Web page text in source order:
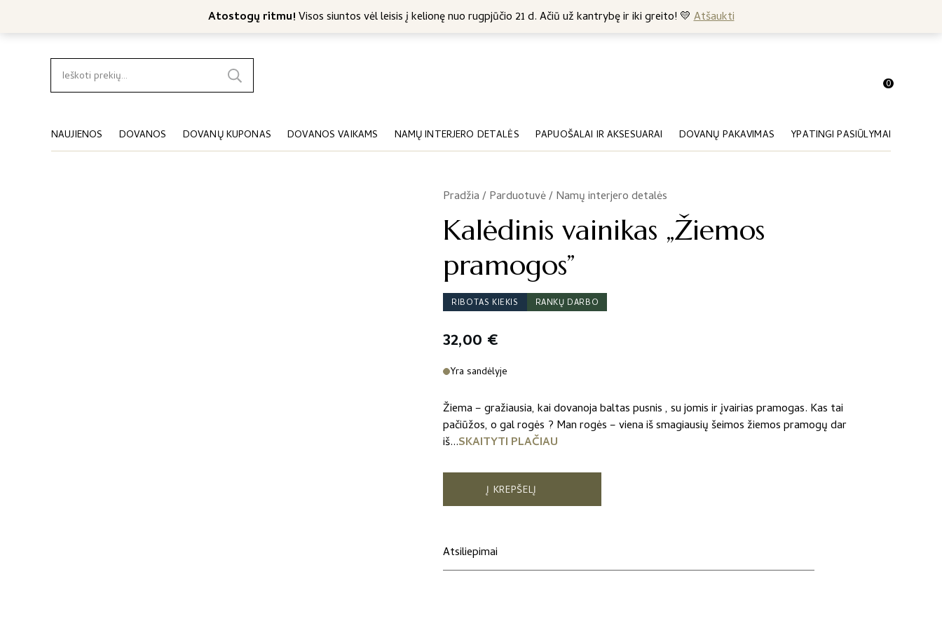
Atostogų ritmu!Visos siuntos vėl leisis į kelionę nuo rugpjūčio 21 d. Ačiū už kantrybę ir iki greito! 💛Atšaukti
Nemokamas siuntimas nuo 45 Eur
Ieškoti:
0
NAUJIENOS DOVANOS DOVANŲ KUPONAS DOVANOS VAIKAMS NAMŲ INTERJERO DETALĖS PAPUOŠALAI IR AKSESUARAI DOVANŲ PAKAVIMAS YPATINGI PASIŪLYMAI
Pradžia/Parduotuvė/Namų interjero detalės
/
Kalėdinis vainikas „Žiemos
pramogos”
RIBOTAS KIEKIS RANKŲ DARBO
32,00 €
Yra sandėlyje
Žiema – gražiausia, kai dovanoja baltas pusnis , su jomis ir įvairias pramogas. Kas tai
pačiūžos, o gal rogės ? Man rogės – viena iš smagiausių šeimos žiemos pramogų dar
iš...SKAITYTI PLAČIAU
Į KREPŠELĮ
Atsiliepimai